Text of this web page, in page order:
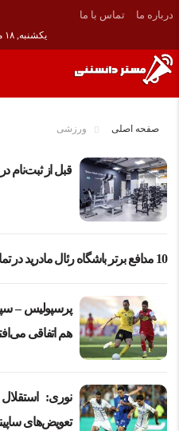
درباره ما تماس با ما
یکشنبه, ۱۸ مرداد , ۱۴۰۵
صفحه اصلی ورزشی
قبل از ثبت‌نام
10 مدافع برتر باشگاه رئال مادرید در تمام دوران
پرسپولیس –
هم اتفاقی
نوری:
تعویض‌های